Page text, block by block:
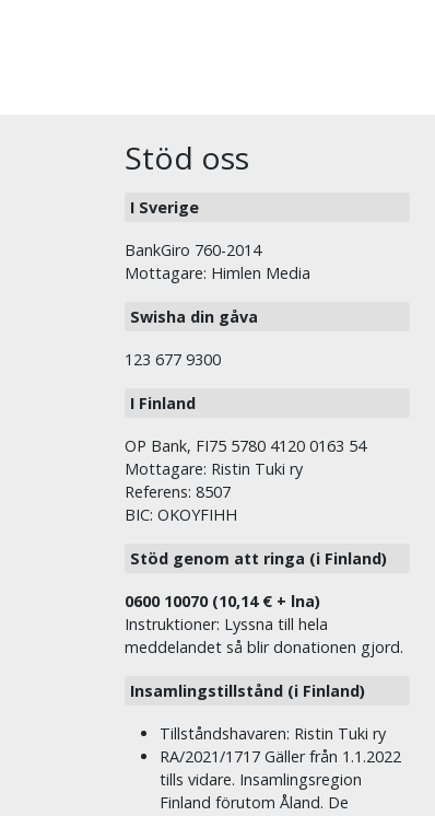
Stöd oss
I Sverige
BankGiro 760-2014
Mottagare: Himlen Media
Swisha din gåva
123 677 9300
I Finland
OP Bank, FI75 5780 4120 0163 54
Mottagare: Ristin Tuki ry
Referens: 8507
BIC: OKOYFIHH
Stöd genom att ringa (i Finland)
0600 10070 (10,14 € + lna)
Instruktioner: Lyssna till hela
meddelandet så blir donationen gjord.
Insamlingstillstånd (i Finland)
Tillståndshavaren: Ristin Tuki ry
RA/2021/1717 Gäller från 1.1.2022
tills vidare. Insamlingsregion
Finland förutom Åland. De